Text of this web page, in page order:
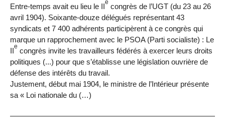
Entre-temps avait eu lieu le IIe congrès de l’UGT (du 23 au 26
avril 1904). Soixante-douze délégués représentant 43
syndicats et 7 400 adhérents participèrent à ce congrès qui
marque un rapprochement avec le PSOA (Parti socialiste) : Le
IIe congrès invite les travailleurs fédérés à exercer leurs droits
politiques (...) pour que s’établisse une législation ouvrière de
défense des intérêts du travail.
Justement, début mai 1904, le ministre de l’Intérieur présente
sa « Loi nationale du (…)